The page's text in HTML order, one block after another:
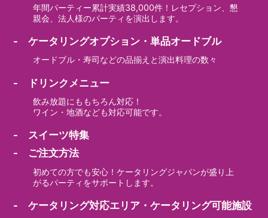
年間パーティー累計実績38,000件！レセプション、懇
親会、法人様のパーティを演出します。
- ケータリングオプション・単品オードブル
オードブル・寿司などの品揃えと演出料理の数々
- ドリンクメニュー
飲み放題にももちろん対応！
ワイン・地酒なども対応可能です。
- スイーツ特集
- ご注文方法
初めての方でも安心！ケータリングジャパンが盛り上
がるパーティをサポートします。
- ケータリング対応エリア・ケータリング可能施設